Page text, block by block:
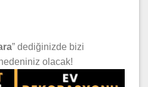
” dediğinizde bizi
olacak!